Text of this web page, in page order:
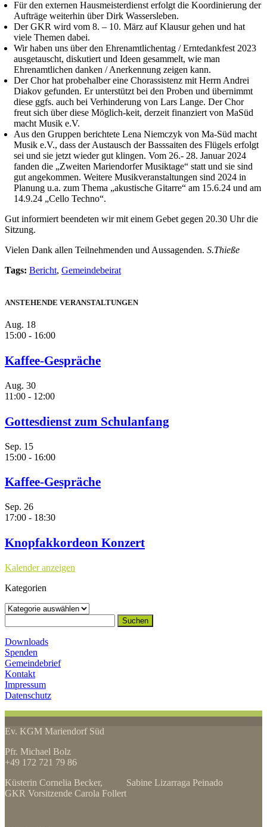
Für den externen Hausmeisterdienst erfolgt die Koordinierung der
Aufträge weiterhin über Dirk Wassersleben.
Der GKR wird vom 8. – 10. März auf Klausur gehen und hat
viele Themen dabei.
Wir haben uns über den Ehrenamtlichentag / Erntedankfest 2023
ausgetauscht, diskutiert und Ideen gesammelt, wie man
Ehrenamtlichen danken / Anerkennung zeigen kann.
Der Chor hat probehalber eine Chorassistenz mit Herrn Andrei
Diakov gefunden. Er unterstützt bei den Proben und übernimmt
diese ggfs. auch bei Verhinderung von Lars Lange. Der Chor
freut sich über diese Möglich-keit, derzeit finanziert von MaSüd
macht Musik e.V.
Aus den Gruppen berichtete Lena Niemczyk von Ma-Süd macht
Musik e.V., dass der Austausch der Basssaiten des Flügels erfolgt
sei und sie jetzt wieder gut klingen. Vom 26.- 28. Januar 2024
fanden die „Zweiten Mariendorfer Musiktage“ statt und sie sind
gut angekommen. Weitere Musikveranstaltungen sind 2024 in
Planung u.a. zum Thema „akustische Gitarre“ am 15.6.24 und am
14.9.24 „Cello Techno“.
Gut informiert beendeten wir mit einem Gebet gegen 20.30 Uhr die
Sitzung.
Vielen Dank allen Teilnehmenden und Aussagenden. S.Thieße
Tags: Bericht, Gemeindebeirat
ANSTEHENDE VERANSTALTUNGEN
Aug. 18
15:00 - 16:00
Kaffee-Gespräche
Aug. 30
11:00 - 12:00
Gottesdienst zum Schulanfang
Sep. 15
15:00 - 16:00
Kaffee-Gespräche
Sep. 26
17:00 - 18:30
Knopfakkordeon Konzert
Kalender anzeigen
Kategorien
Kategorien
nach:
Downloads
Spenden
Gemeindebrief
Kontakt
Impressum
Datenschutz
Ev. KGM Mariendorf Süd
Pfr. Michael Bolz
+49 172 721 79 86
Küsterin Cornelia Becker, Sabine Lizarraga Peinado
GKR Vorsitzende Carola Follert